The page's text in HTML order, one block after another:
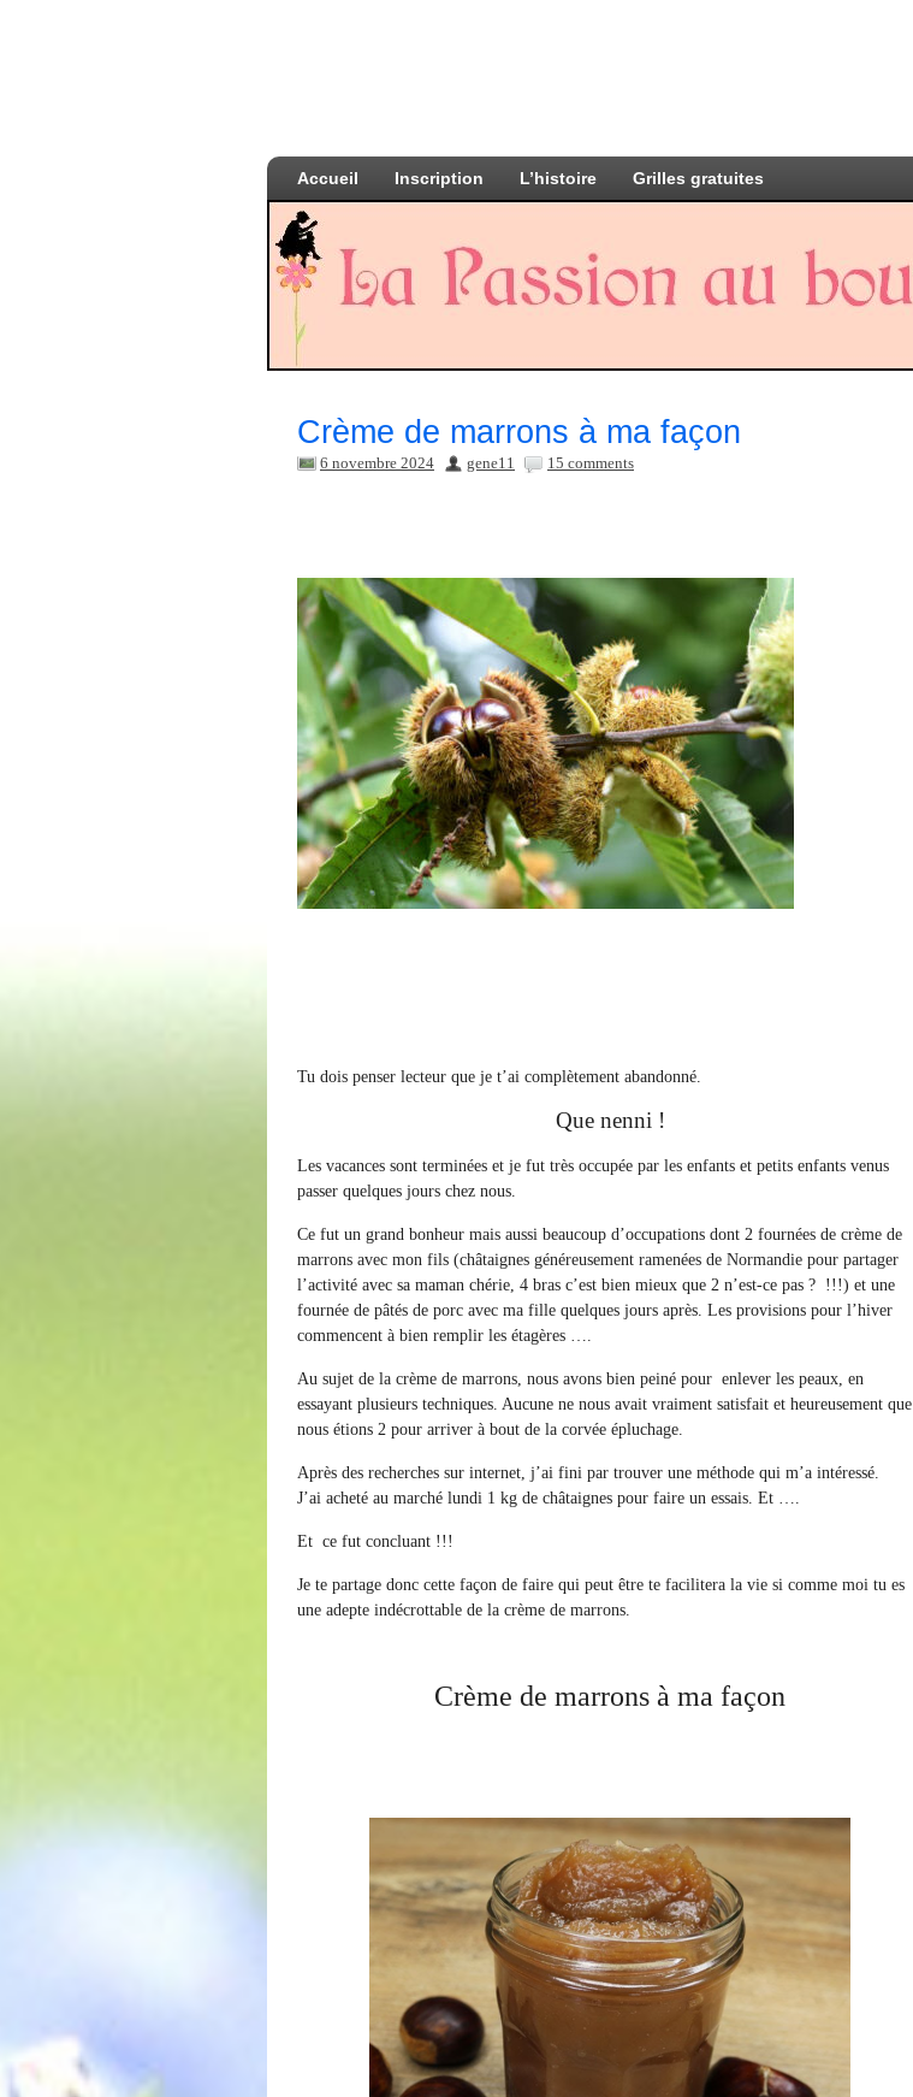
Accueil Inscription L’histoire Grilles gratuites
Crème de marrons à ma façon
6 novembre 2024 gene11 15 comments
Tu dois penser lecteur que je t’ai complètement abandonné.
Que nenni !
Les vacances sont terminées et je fut très occupée par les enfants et petits enfants venus
passer quelques jours chez nous.
Ce fut un grand bonheur mais aussi beaucoup d’occupations dont 2 fournées de crème de
marrons avec mon fils (châtaignes généreusement ramenées de Normandie pour partager
l’activité avec sa maman chérie, 4 bras c’est bien mieux que 2 n’est-ce pas ? !!!) et une
fournée de pâtés de porc avec ma fille quelques jours après. Les provisions pour l’hiver
commencent à bien remplir les étagères ….
Au sujet de la crème de marrons, nous avons bien peiné pour enlever les peaux, en
essayant plusieurs techniques. Aucune ne nous avait vraiment satisfait et heureusement que
nous étions 2 pour arriver à bout de la corvée épluchage.
Après des recherches sur internet, j’ai fini par trouver une méthode qui m’a intéressé.
J’ai acheté au marché lundi 1 kg de châtaignes pour faire un essais. Et ….
Et ce fut concluant !!!
Je te partage donc cette façon de faire qui peut être te facilitera la vie si comme moi tu es
une adepte indécrottable de la crème de marrons.
Crème de marrons à ma façon